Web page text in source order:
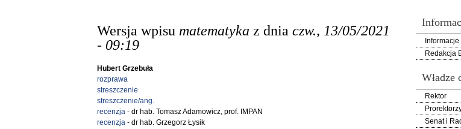
Wersja wpisu matematyka z dnia czw., 13/05/2021
- 09:19
Hubert Grzebuła
rozprawa
streszczenie
streszczenie/ang.
recenzja- dr hab. Tomasz Adamowicz, prof. IMPAN
recenzja- dr hab. Grzegorz Łysik
Redakcja
Władze
Rektor
Senat i